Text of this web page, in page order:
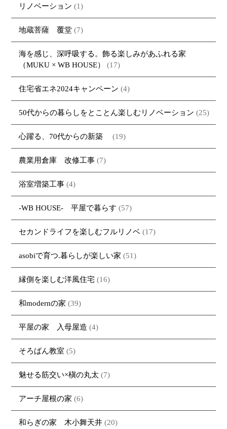
リノベーション (1)
地蔵菩薩 覆堂 (7)
海を感じ、深呼吸する。飾る楽しみがあふれる家
（MUKU × WB HOUSE）
(17)
住宅省エネ2024キャンペーン (4)
50代からの暮らしをとことん楽しむリノベーション (25)
心躍る、70代からの新築 (19)
農業用倉庫 改修工事 (7)
浴室増築工事 (4)
-WB HOUSE- 平屋で暮らす (57)
セカンドライフを楽しむフルリノベ (17)
asobiで育つ.暮らしが楽しい家 (51)
縁側を楽しむ洋風住宅 (16)
和modernの家 (39)
平屋の家 入母屋造 (4)
そろばん教室 (5)
魅せる筋交い×槇の丸太 (7)
アーチ屋根の家 (6)
和らぎの家 木小舞天井 (20)
イベント
会社案内
お問い合わせ
・資料請求
・DENTOU
・MARUTA
・CUSTOM
ORDER
・DENTOUの家一覧
・CUSTOM
ORDERの家一覧
お家見守り隊